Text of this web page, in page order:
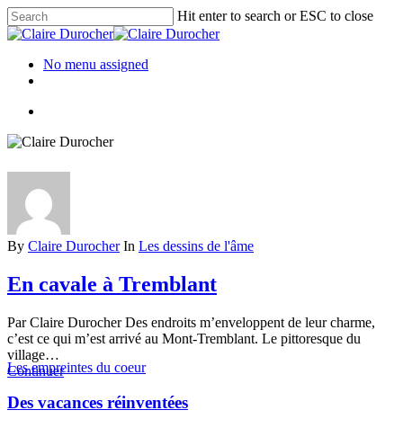
Hit enter to search or ESC to close
No menu assigned
By Claire DurocherIn Les dessins de l'âme
En cavale à Tremblant
Par Claire Durocher Des endroits m’enveloppent de leur charme,
c’est ce qui m’est arrivé au Mont-Tremblant. Le pittoresque du
village…
Continuer
Les empreintes du coeur
Des vacances réinventées